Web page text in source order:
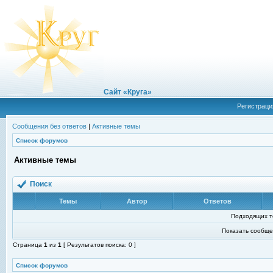
Сайт «Круга»
Сообщения без ответов | Активные темы
Список форумов
Активные темы
Поиск
Темы Автор Ответов
Подходящих
Показать
Страница 1 из 1 [ Результатов поиска: 0 ]
Список форумов